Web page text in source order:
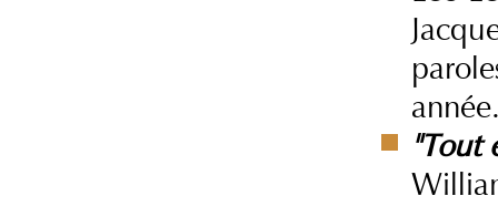
"Tout